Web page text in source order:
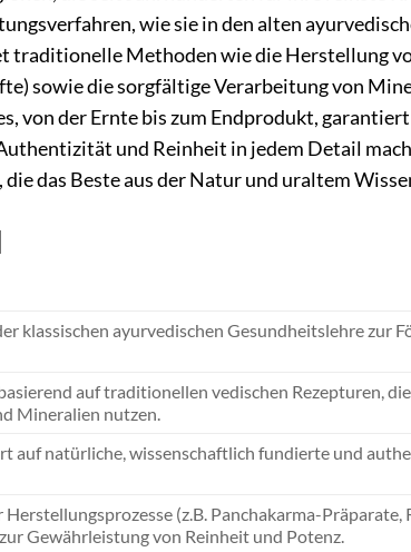
wie sie in den alten
Methoden wie die Herstellung
sowie die sorgfältige Verarbeitung von
von der Ernte bis zum Endprodukt,
und Reinheit in jedem Detail
das Beste aus der Natur und uraltem
klassischen ayurvedischen Gesundheitslehre zur
auf traditionellen vedischen Rezepturen,
Mineralien nutzen.
auf natürliche, wissenschaftlich fundierte und
(z.B. Panchakarma-Präparate,
Gewährleistung von Reinheit und Potenz.